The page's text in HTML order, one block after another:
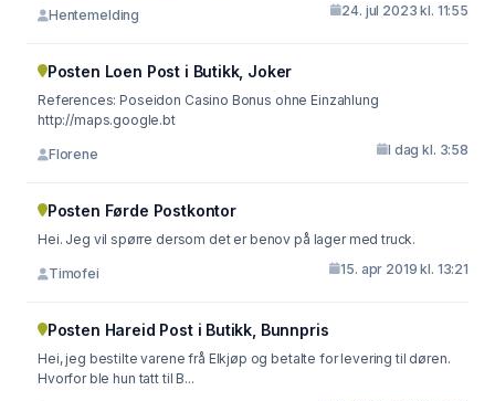
Hentemelding 24. jul 2023 kl. 11:55
Posten Loen Post i Butikk, Joker
References: Poseidon Casino Bonus ohne Einzahlung
http://maps.google.bt
Florene I dag kl. 3:58
Posten Førde Postkontor
Hei. Jeg vil spørre dersom det er benov på lager med truck.
Timofei 15. apr 2019 kl. 13:21
Posten Hareid Post i Butikk, Bunnpris
Hei, jeg bestilte varene frå Elkjøp og betalte for levering til døren.
Hvorfor ble hun tatt til B...